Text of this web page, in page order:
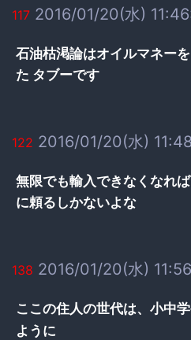
117 2016/01/20(水)
石油枯渇論はオイルマネー
た タブーです
122 2016/01/20(水)
無限でも輸入できなくなれ
に頼るしかないよな
138 2016/01/20(水)
ここの住人の世代は、小中
ように